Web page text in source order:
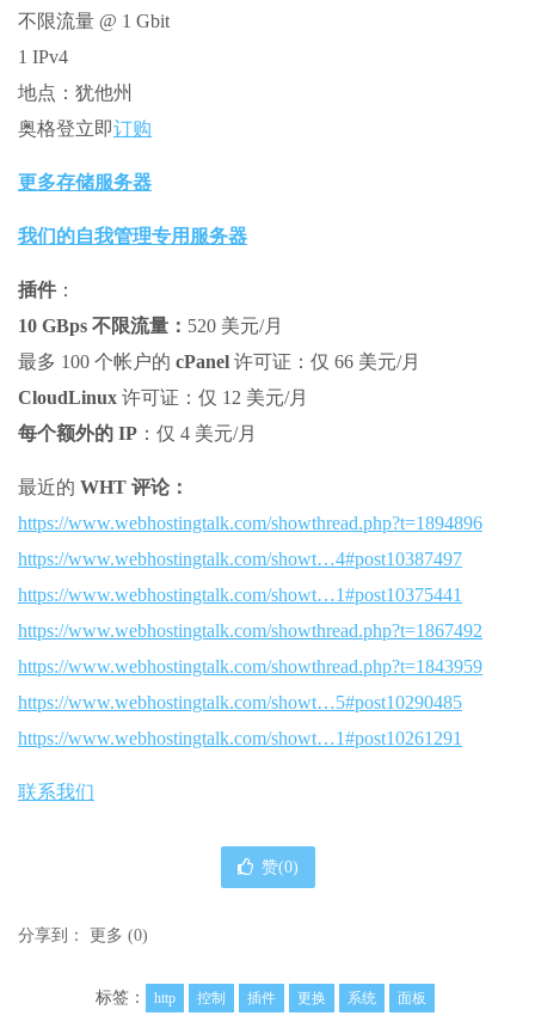
不限流量 @ 1 Gbit
1 IPv4
地点：犹他州
奥格登立即订购
更多存储服务器
我们的自我管理专用服务器
插件 ：
10 GBps 不限流量： 520 美元/月
最多 100 个帐户的 cPanel 许可证：仅 66 美元/月
CloudLinux 许可证：仅 12 美元/月
每个额外的 IP ：仅 4 美元/月
最近的 WHT 评论：
https://www.webhostingtalk.com/showthread.php?t=1894896
https://www.webhostingtalk.com/showt…4#post10387497
https://www.webhostingtalk.com/showt…1#post10375441
https://www.webhostingtalk.com/showthread.php?t=1867492
https://www.webhostingtalk.com/showthread.php?t=1843959
https://www.webhostingtalk.com/showt…5#post10290485
https://www.webhostingtalk.com/showt…1#post10261291
联系我们
赞(0)
分享到： 更多 (0)
标签： http 控制 插件 更换 系统 面板